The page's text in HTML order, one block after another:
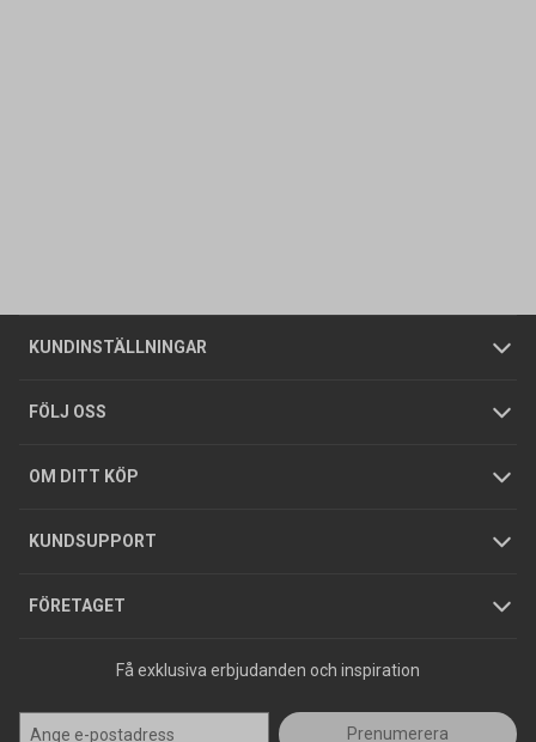
KUNDINSTÄLLNINGAR
Företagskund / Privatkund
FÖLJ OSS
OM DITT KÖP
Allmänna försäljningsvillkor
Integritetspolicy
GDPR
KUNDSUPPORT
Butiker
Foldrar och kataloger
Köpguider
Varumärken
FÖRETAGET
Om oss
Tjänster
Hållbarhet
Jobba hos oss
Press
Få exklusiva erbjudanden och inspiration
Prenumerera